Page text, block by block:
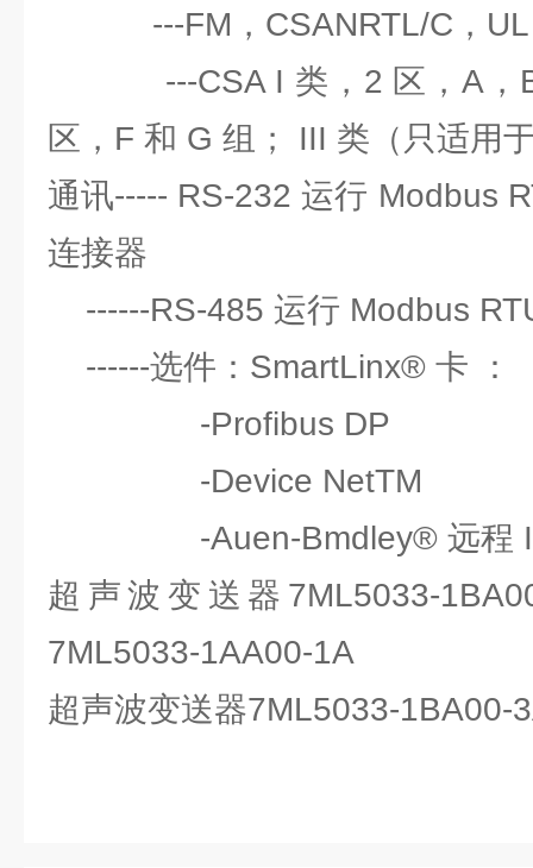
---FM，CSANRTL/C，UL
---CSA I 类，2 区，A，B
区，F 和 G 组； III 类（只适用
通讯----- RS-232 运行 Modbus
连接器
------RS-485 运行 Modbus
------选件：SmartLinx® 卡 ：
-Profibus DP
-Device NetTM
-Auen-Bmdley® 远程
超声波变送器7ML5033-
7ML5033-1AA00-1A
超声波变送器7ML5033-1BA00-